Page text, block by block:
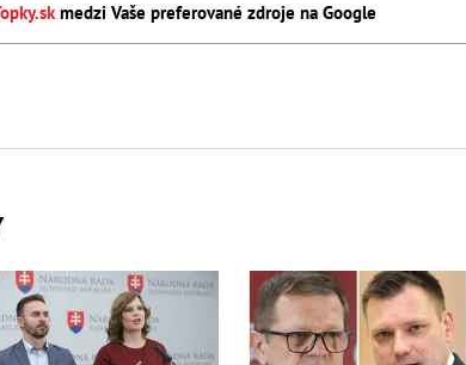
medzi Vaše preferované zdroje na Google